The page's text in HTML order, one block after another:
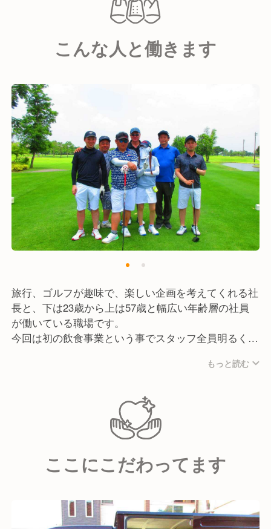
こんな人と働きます
旅行、ゴルフが趣味で、楽しい企画を考えてくれる社
長と、下は23歳から上は57歳と幅広い年齢層の社員
が働いている職場です。
今回は初の飲食事業という事でスタッフ全員明るく楽
もっと読む
ここにこだわってます